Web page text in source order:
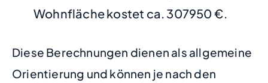
Wohnfläche kostet ca. 307950 €.
Diese Berechnungen dienen als allgemeine
Orientierung und können je nach den